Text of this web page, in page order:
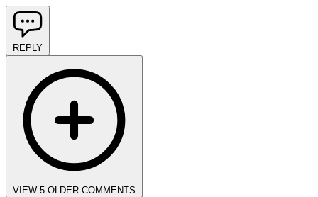
REPLY
VIEW 5 OLDER COMMENTS